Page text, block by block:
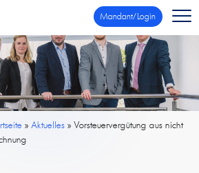
Mandant/Login
»Aktuelles »Vorsteuervergütung aus nicht